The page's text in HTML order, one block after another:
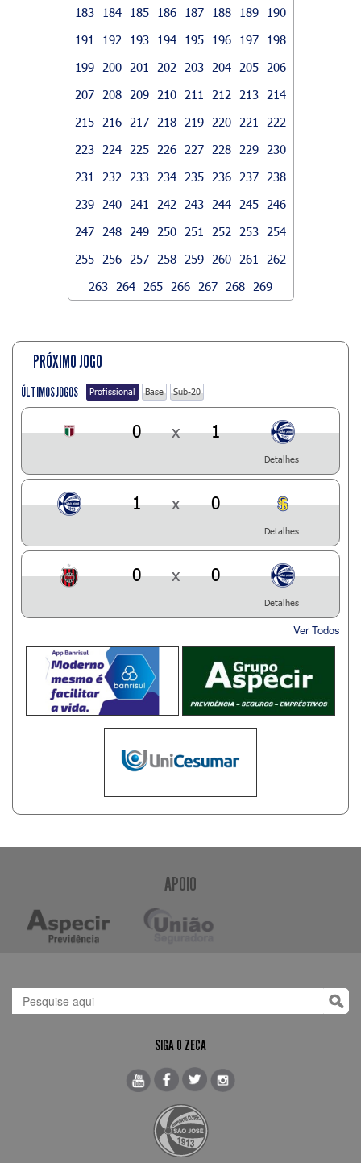
183
184 185 186 187 188 189
190
191
192 193 194 195 196 197
198
199
200 201 202 203 204 205
206
207
208 209 210 211 212 213
214
215
216 217 218 219 220 221
222
223
224 225 226 227 228 229
230
231
232 233 234 235 236 237
238
239
240 241 242 243 244 245
246
247
248 249 250 251 252 253
254
255
256 257 258 259 260 261
262
263
264 265 266 267 268 269
PRÓXIMO JOGO
ÚLTIMOS JOGOS Profissional Base Sub-20
0 x 1
Detalhes
1 x 0
Detalhes
0 x 0
Detalhes
Ver Todos
APOIO
SIGA O ZECA